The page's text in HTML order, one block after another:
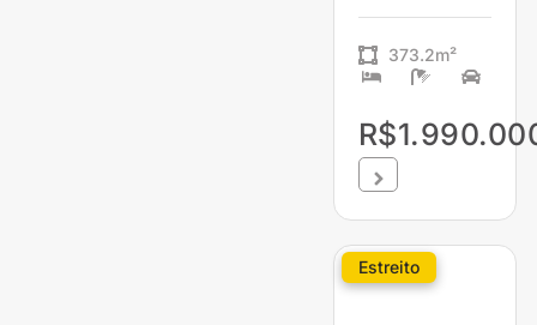
373.2m²
Estreito